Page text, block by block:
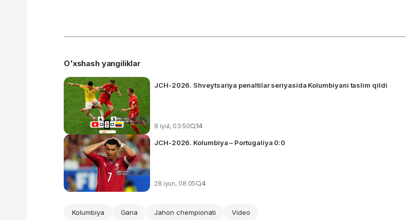
O'xshash yangiliklar
JCH-2026. Shveytsariya penaltilar seriyasida Kolumbiyani taslim qildi
8 iyul, 03:50 14
JCH-2026. Kolumbiya – Portugaliya 0:0
28 iyun, 08:05 4
Kolumbiya Gana Jahon chempionati Video